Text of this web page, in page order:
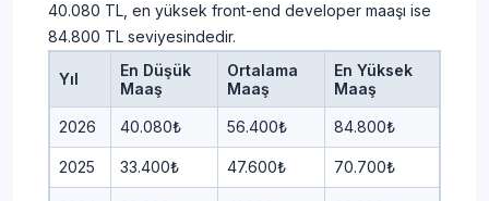
40.080 TL, en yüksek front-end developer maaşı ise
84.800 TL seviyesindedir.
Yıl
En Düşük
Maaş
Ortalama
Maaş
En Yüksek
Maaş
2026 40.080₺ 56.400₺ 84.800₺
2025 33.400₺ 47.600₺ 70.700₺